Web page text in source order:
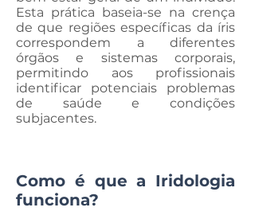
Esta prática baseia-se na crença
de que regiões específicas da íris
correspondem a diferentes
órgãos e sistemas corporais,
permitindo aos profissionais
identificar potenciais problemas
de saúde e condições
subjacentes.
Como é que a Iridologia
funciona?